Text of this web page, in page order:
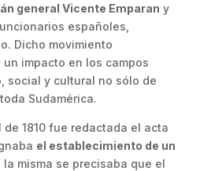
general Vicente Emparan y
españoles,
Dicho movimiento
impacto en los campos
social y cultural no sólo de
Sudamérica.
de 1810 fue redactada el acta
el establecimiento de un
la misma se precisaba que el